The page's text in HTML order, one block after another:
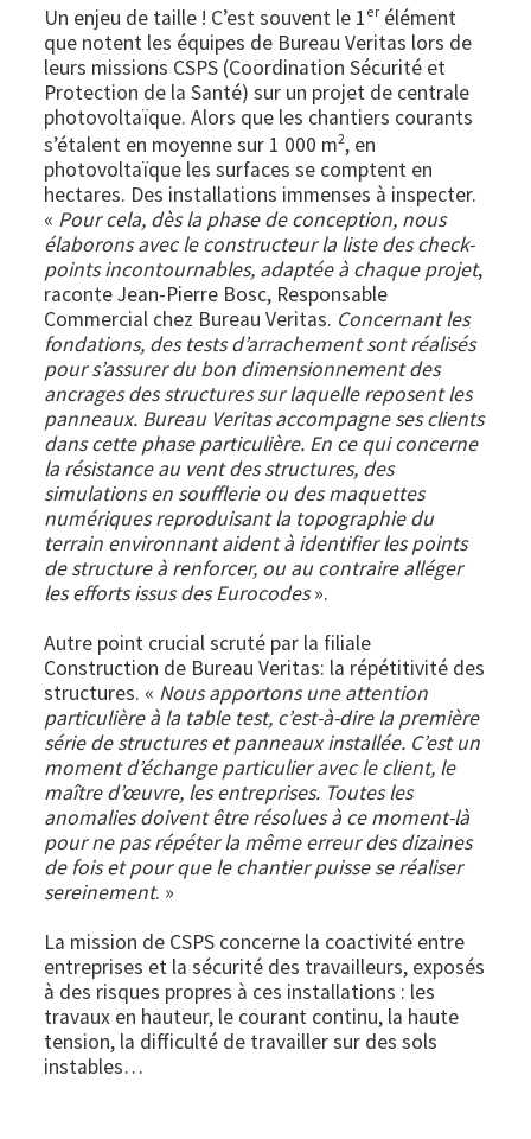
Un enjeu de taille ! C’est souvent le 1 er élément
que notent les équipes de Bureau Veritas lors de
leurs missions CSPS (Coordination Sécurité et
Protection de la Santé) sur un projet de centrale
photovoltaïque. Alors que les chantiers courants
s’étalent en moyenne sur 1 000 m2, en
photovoltaïque les surfaces se comptent en
hectares. Des installations immenses à inspecter.
« Pour cela, dès la phase de conception, nous
élaborons avec le constructeur la liste des check-
points incontournables, adaptée à chaque projet,
raconte Jean-Pierre Bosc, Responsable
Commercial chez Bureau Veritas. Concernant les
fondations, des tests d’arrachement sont réalisés
pour s’assurer du bon dimensionnement des
ancrages des structures sur laquelle reposent les
panneaux. Bureau Veritas accompagne ses clients
dans cette phase particulière. En ce qui concerne
la résistance au vent des structures, des
simulations en soufflerie ou des maquettes
numériques reproduisant la topographie du
terrain environnant aident à identifier les points
de structure à renforcer, ou au contraire alléger
les efforts issus des Eurocodes».
Autre point crucial scruté par la filiale
Construction de Bureau Veritas: la répétitivité des
structures. « Nous apportons une attention
particulière à la table test, c’est-à-dire la première
série de structures et panneaux installée. C’est un
moment d’échange particulier avec le client, le
maître d’œuvre, les entreprises. Toutes les
anomalies doivent être résolues à ce moment-là
pour ne pas répéter la même erreur des dizaines
de fois et pour que le chantier puisse se réaliser
sereinement. »
La mission de CSPS concerne la coactivité entre
entreprises et la sécurité des travailleurs, exposés
à des risques propres à ces installations : les
travaux en hauteur, le courant continu, la haute
tension, la difficulté de travailler sur des sols
instables…